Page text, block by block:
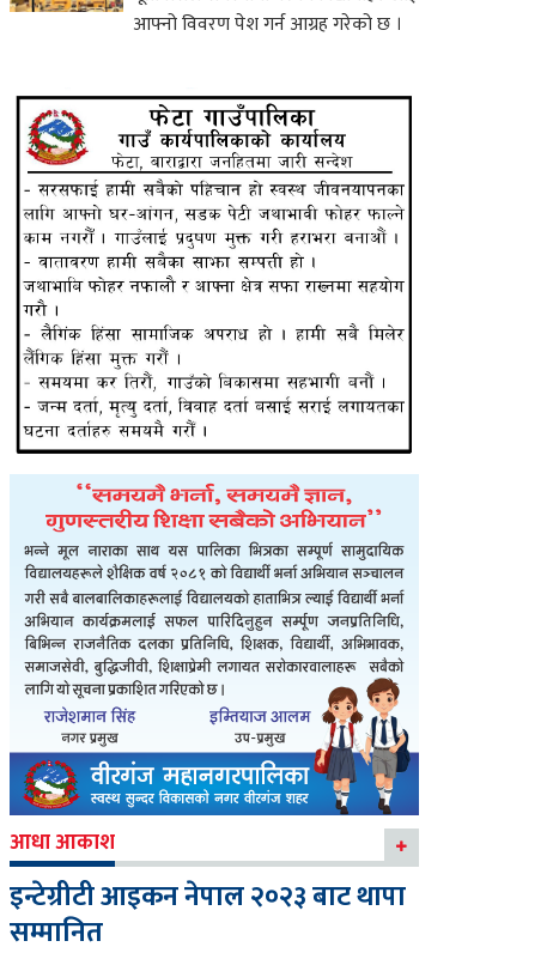
आफ्नो विवरण पेश गर्न आग्रह गरेको छ ।
आधा आकाश
इन्टेग्रीटी आइकन नेपाल २०२३ बाट थापा
सम्मानित